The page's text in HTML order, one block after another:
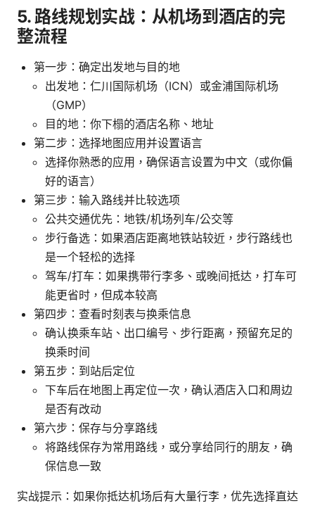
5. 路线规划实战：从机场到酒店的完
整流程
第一步：确定出发地与目的地
出发地：仁川国际机场（ICN）或金浦国际机场
（GMP）
目的地：你下榻的酒店名称、地址
第二步：选择地图应用并设置语言
选择你熟悉的应用，确保语言设置为中文（或你偏
好的语言）
第三步：输入路线并比较选项
公共交通优先：地铁/机场列车/公交等
步行备选：如果酒店距离地铁站较近，步行路线也
是一个轻松的选择
驾车/打车：如果携带行李多、或晚间抵达，打车可
能更省时，但成本较高
第四步：查看时刻表与换乘信息
确认换乘车站、出口编号、步行距离，预留充足的
换乘时间
第五步：到站后定位
下车后在地图上再定位一次，确认酒店入口和周边
是否有改动
第六步：保存与分享路线
将路线保存为常用路线，或分享给同行的朋友，确
保信息一致
实战提示：如果你抵达机场后有大量行李，优先选择直达